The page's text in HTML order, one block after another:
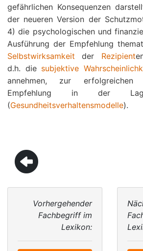
gefährlichen Konsequenzen
der neueren Version der
4) die psychologischen und
Ausführung der Empfehlung
Selbstwirksamkeit der Rezipient
d.h. die subjektive
annehmen, zur erfolgreichen
Empfehlung in der
(Gesundheitsverhaltensmodelle).
Vorhergehender
Fachbegriff im
Lexikon: